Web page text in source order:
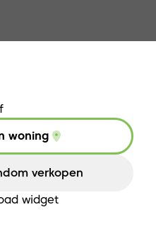
woning
verkopen
widget